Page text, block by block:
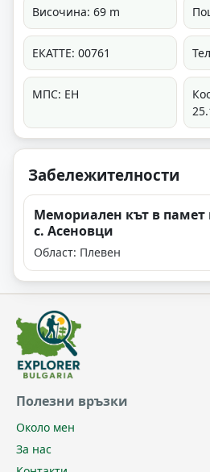
Височина: 69 m
ЕКАТТЕ: 00761
МПС: ЕН
Забележителности
Мемориален кът в памет
с. Асеновци
Област: Плевен
Полезни връзки
Около мен
За нас